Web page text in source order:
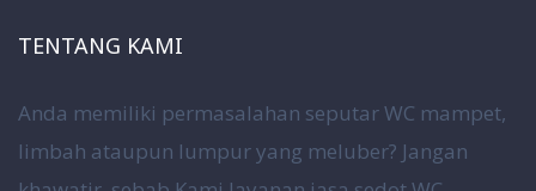
TENTANG KAMI
Anda memiliki permasalahan seputar WC mampet,
limbah ataupun lumpur yang meluber? Jangan